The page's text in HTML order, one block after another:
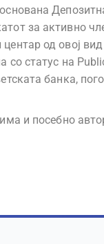
за активно
од овој
со статус на
банка,
и посебно